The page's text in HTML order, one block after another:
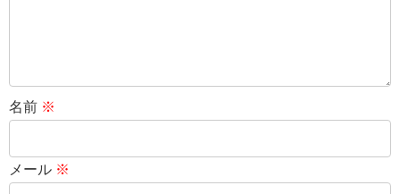
名前 ※
メール ※